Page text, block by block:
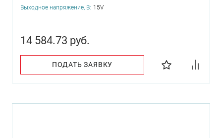
Выходное напряжение, В: 15V
14 584.73 руб.
ПОДАТЬ ЗАЯВКУ